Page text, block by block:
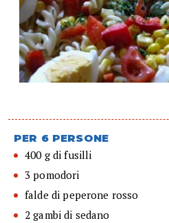
PER 6 PERSONE
400 g di fusilli
3 pomodori
falde di peperone rosso
2 gambi di sedano